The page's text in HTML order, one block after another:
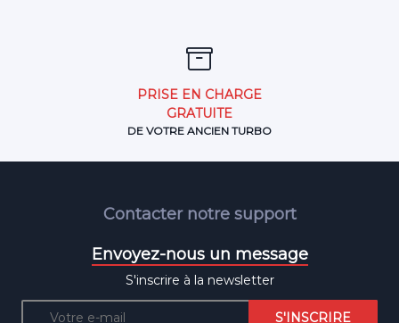
PRISE EN CHARGE
GRATUITE
DE VOTRE ANCIEN TURBO
Contacter notre support
Envoyez-nous un message
S'inscrire à la newsletter